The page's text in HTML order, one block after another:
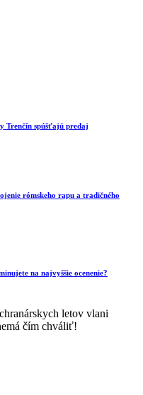
Trenčín spúšťajú predaj
rómskeho rapu a tradičného
na najvyššie ocenenie?
letov vlani
čím chváliť!